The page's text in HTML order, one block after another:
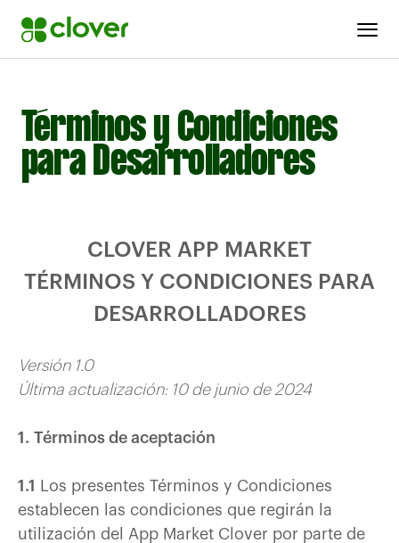
Términos y Condiciones
para Desarrolladores
CLOVER APP MARKET
TÉRMINOS Y CONDICIONES PARA
DESARROLLADORES
Versión 1.0
Última actualización: 10 de junio de 2024
1. Términos de aceptación
1.1
Los presentes Términos y Condiciones
establecen las condiciones que regirán la
utilización del App Market Clover por parte de